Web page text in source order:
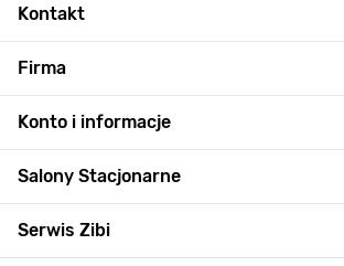
Kontakt
Firma
Konto i informacje
Salony Stacjonarne
Serwis Zibi